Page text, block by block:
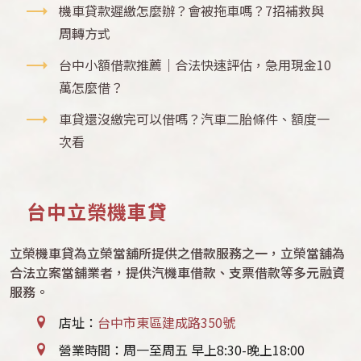
機車貸款遲繳怎麼辦？會被拖車嗎？7招補救與
周轉方式
台中小額借款推薦｜合法快速評估，急用現金10
萬怎麼借？
車貸還沒繳完可以借嗎？汽車二胎條件、額度一
次看
台中立榮機車貸
立榮機車貸為立榮當舖所提供之借款服務之一，立榮當舖為
合法立案當舖業者，提供汽機車借款、支票借款等多元融資
服務。
店址： 台中市東區建成路350號
營業時間：周一至周五 早上8:30-晚上18:00